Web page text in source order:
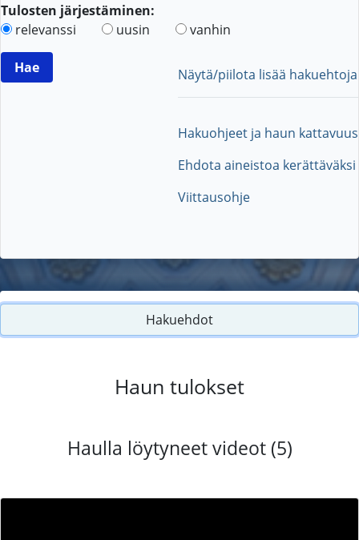
Tulosten järjestäminen:
relevanssi
uusin vanhin
Näytä/piilota lisää hakuehtoja
Hakuohjeet ja haun kattavuus
Ehdota aineistoa kerättäväksi
Viittausohje
Hakuehdot
Haun tulokset
Haulla löytyneet videot (5)